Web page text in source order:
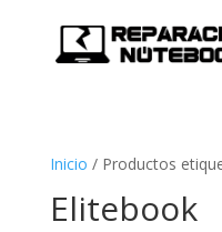
Inicio / Productos
Elitebook